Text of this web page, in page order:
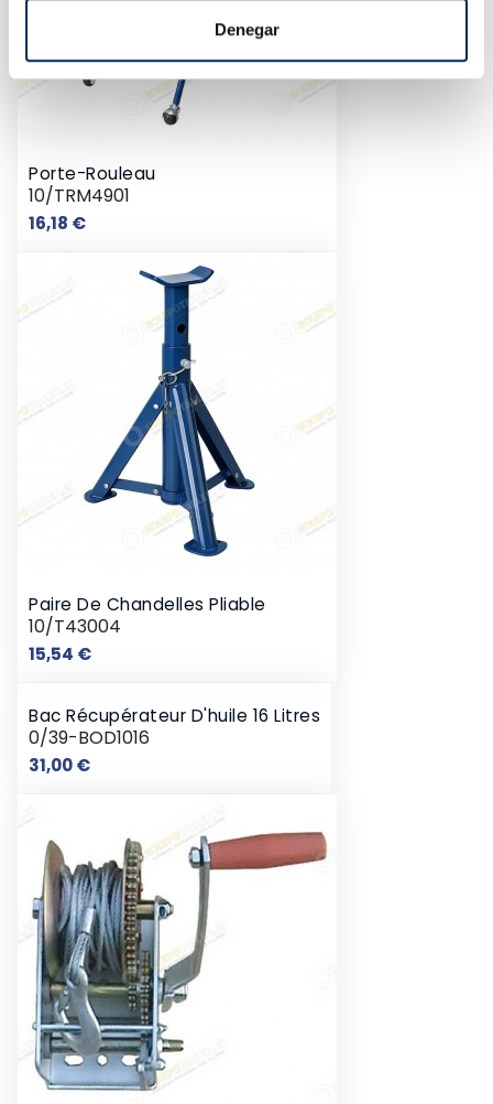
Denegar
Porte-Rouleau
10/TRM4901
16,18 €Prix
Paire De Chandelles Pliable
10/T43004
15,54 €Prix
Bac Récupérateur D'huile 16 Litres
0/39-BOD1016
31,00 €Prix